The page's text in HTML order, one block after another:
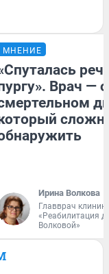
МНЕНИЕ
Врач — о
Ирина Волкова
Главврач
«Реабилитация
Волковой»